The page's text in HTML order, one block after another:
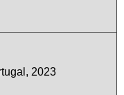
2023